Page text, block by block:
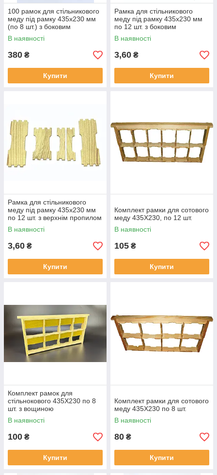
100 рамок для стільникового
меду під рамку 435x230 мм
(по 8 шт.) з боковим
пропилом
В наявності
380 ₴
Купити
Рамка для стільникового
меду під рамку 435x230 мм
по 12 шт. з боковим
пропилом
В наявності
3,60 ₴
Купити
Рамка для стільникового
меду під рамку 435x230 мм
по 12 шт. з верхнім пропилом
В наявності
3,60 ₴
Купити
Комплект рамки для сотового
меду 435Х230, по 12 шт.
В наявності
105 ₴
Купити
Комплект рамок для
стільнокового 435Х230 по 8
шт. з вощиною
В наявності
100 ₴
Купити
Комплект рамки для сотового
меду 435Х230 по 8 шт.
В наявності
80 ₴
Купити